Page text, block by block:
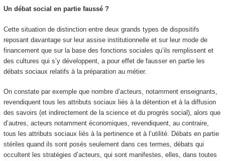
Un débat social en partie faussé ?
Cette situation de distinction entre deux grands types de dispositifs
reposant davantage sur leur assise institutionnelle et sur leur mode de
financement que sur la base des fonctions sociales qu’ils remplissent et
des cultures qui s’y développent, a pour effet de fausser en partie les
débats sociaux relatifs à la préparation au métier.
On constate par exemple que nombre d’acteurs, notamment enseignants,
revendiquent tous les attributs sociaux liés à la détention et à la diffusion
des savoirs (et indirectement de la science et du progrès social), alors que
d’autres, acteurs notamment économiques, revendiquent, au contraire,
tous les attributs sociaux liés à la pertinence et à l’utilité. Débats en partie
stériles quand ils sont posés seulement dans ces termes, débats qui
occultent les stratégies d’acteurs, qui sont manifestes, elles, dans toutes